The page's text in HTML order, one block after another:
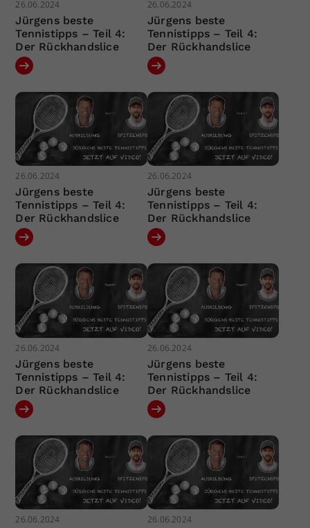
26.06.2024
Jürgens beste
Tennistipps – Teil 4:
Der Rückhandslice
26.06.2024
Jürgens beste
Tennistipps – Teil 4:
Der Rückhandslice
26.06.2024
Jürgens beste
Tennistipps – Teil 4:
Der Rückhandslice
26.06.2024
Jürgens beste
Tennistipps – Teil 4:
Der Rückhandslice
26.06.2024
Jürgens beste
Tennistipps – Teil 4:
Der Rückhandslice
26.06.2024
Jürgens beste
Tennistipps – Teil 4:
Der Rückhandslice
26.06.2024 26.06.2024